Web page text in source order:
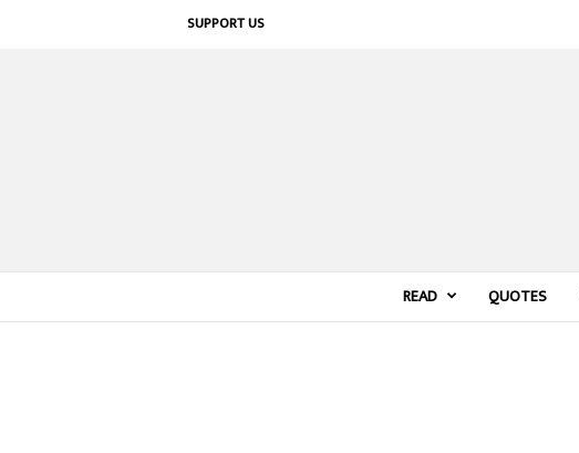
SUPPORT US
READ QUOTES